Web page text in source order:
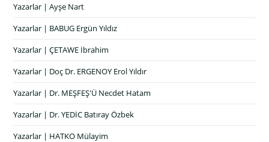
Yazarlar | Ayşe Nart
Yazarlar | BABUG Ergün Yıldız
Yazarlar | ÇETAWE İbrahim
Yazarlar | Doç Dr. ERGENOY Erol Yıldır
Yazarlar | Dr. MEŞFEŞ'Ü Necdet Hatam
Yazarlar | Dr. YEDİC Batıray Özbek
Yazarlar | HATKO Mülayim